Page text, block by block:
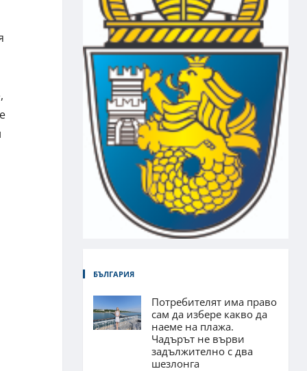
БЪЛГАРИЯ
Потребителят има право
сам да избере какво да
наеме на плажа.
Чадърът не върви
задължително с два
шезлонга